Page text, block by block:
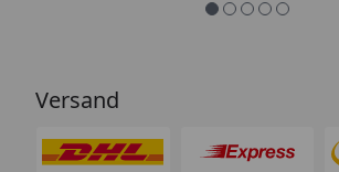
Versand